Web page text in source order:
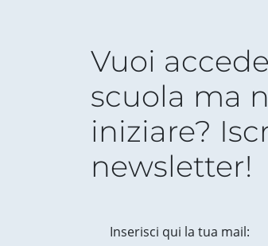
Vuoi
scuola ma
iniziare?
newsletter!
Inserisci qui la tua mail: